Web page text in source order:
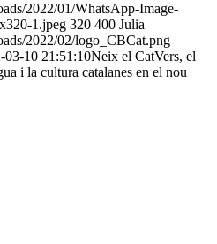
2022/01/WhatsApp-Image-
1.jpeg 320 400 Julia
2022/02/logo_CBCat.png
03-10 21:51:10Neix el CatVers, el
i la cultura catalanes en el nou